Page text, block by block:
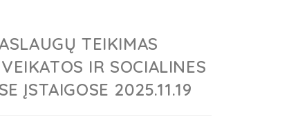
TEIKIMAS
IR SOCIALINES
ĮSTAIGOSE 2025.11.19